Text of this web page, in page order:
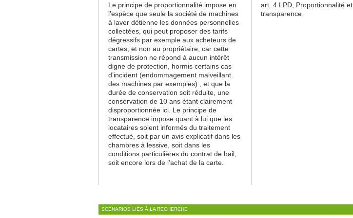
Le principe de proportionnalité impose en
l’espèce que seule la société de machines
à laver détienne les données personnelles
collectées, qui peut proposer des tarifs
dégressifs par exemple aux acheteurs de
cartes, et non au propriétaire, car cette
transmission ne répond à aucun intérêt
digne de protection, hormis certains cas
d’incident (endommagement malveillant
des machines par exemples) , et que la
durée de conservation soit réduite, une
conservation de 10 ans étant clairement
disproportionnée ici. Le principe de
transparence impose quant à lui que les
locataires soient informés du traitement
effectué, soit par un avis explicatif dans les
chambres à lessive, soit dans les
conditions particulières du contrat de bail,
soit encore lors de l’achat de la carte.
art. 4 LPD, Proportionnalité et
transparence
SCÉNARIOS LIÉS À LA RECHERCHE